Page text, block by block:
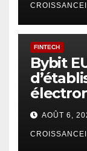
FINTECH
Bybit
AOÛT 6,